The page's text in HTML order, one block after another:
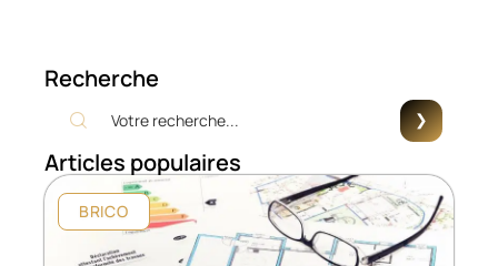
Recherche
Articles populaires
BRICO